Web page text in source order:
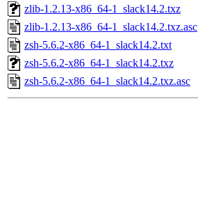
zlib-1.2.13-x86_64-1_slack14.2.txz
zlib-1.2.13-x86_64-1_slack14.2.txz.asc
zsh-5.6.2-x86_64-1_slack14.2.txt
zsh-5.6.2-x86_64-1_slack14.2.txz
zsh-5.6.2-x86_64-1_slack14.2.txz.asc